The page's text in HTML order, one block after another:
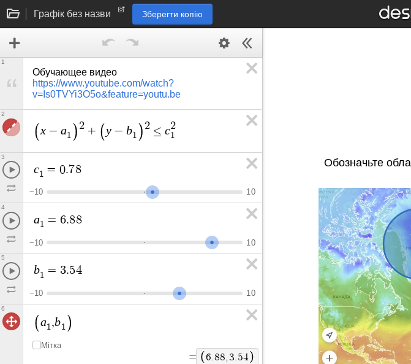
Графік без назви Зберегти копію
https://www.youtube.com/watch?
v=Is0TVYi3O5o&feature=youtu.be
1
x − a1
2 + y − b1
2 ≤ c2
1
2
c1 = 0.78
−10 10
3
a1 = 6.88
−10 1 0
4
b1 = 3.54
−10 10
5
a1,b1
Мітка
= 6.88,3.54
6